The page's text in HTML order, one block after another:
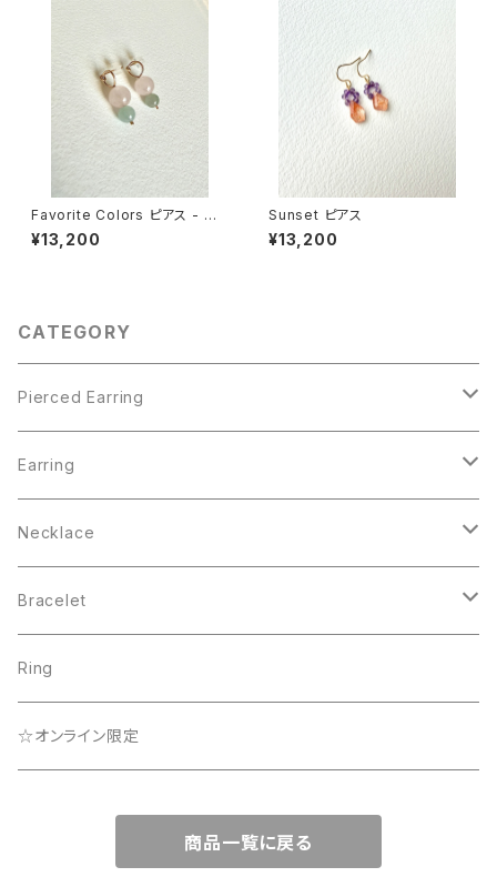
Favorite Colors ピアス - 翡
翠(pink x gray)
¥13,200
Sunset ピアス
¥13,200
CATEGORY
Pierced Earring
Pearl Collection
BEACH
Lady
Que Sera Sera Collection
☆オンライン限定
Earring
Pearl Collection
Que Sera Sera Collection
☆オンライン限定
Necklace
☆オンライン限定
Bracelet
Lady
Ring
☆オンライン限定
商品一覧に戻る